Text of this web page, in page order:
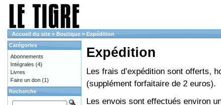
Accueil du site » Boutique » Expédition
Expédition
Les frais d’expédition sont offerts,
(supplément forfaitaire de 2 euros).
Les envois sont effectués environ
Catégories
Abonnements
Intégrales (4)
Livres
Faire un don (1)
Recherche